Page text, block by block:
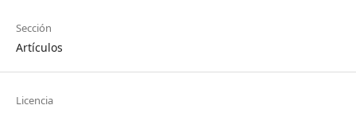
Sección
Artículos
Licencia